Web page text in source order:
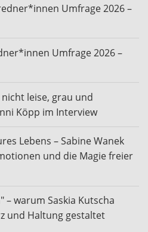
Umfrage 2026 –
Umfrage 2026 –
leise, grau und
Köpp im Interview
Lebens – Sabine Wanek
und die Magie freier
– warum Saskia Kutscha
und Haltung gestaltet